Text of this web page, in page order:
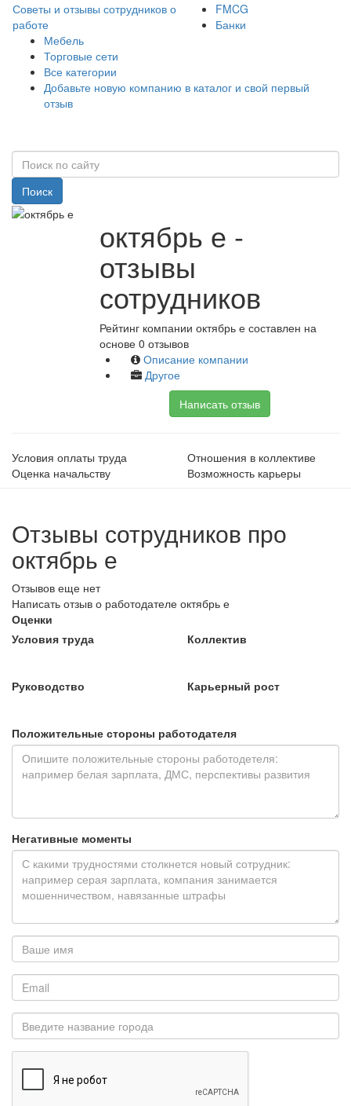
Советы и отзывы сотрудников о
работе
FMCG
Банки
Мебель
Торговые сети
Все категории
Добавьте новую компанию в каталог и свой первый
отзыв
Поиск
октябрь е -
отзывы
сотрудников
Рейтинг компании октябрь е составлен на
основе 0 отзывов
Описание компании
Другое
Написать отзыв
Условия оплаты труда
Отношения в коллективе
Оценка начальству
Возможность карьеры
Отзывы сотрудников про
октябрь е
Отзывов еще нет
Написать отзыв о работодателе октябрь е
Оценки
Условия труда
Коллектив
Руководство Карьерный рост
Положительные стороны работодателя
Негативные моменты